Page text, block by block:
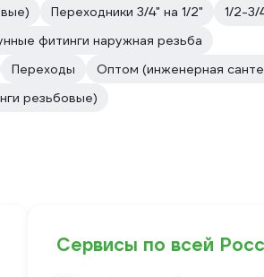
Переходники 3/4" на 1/2" 1/2-3/
фитинги наружная резьба
Переходы
Оптом (инженерная
резьбовые)
Сервисы по всей